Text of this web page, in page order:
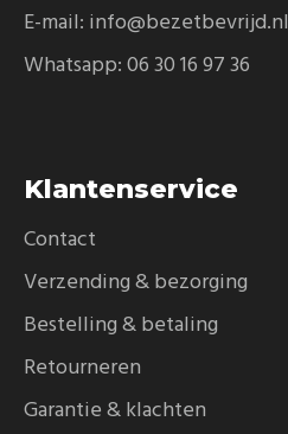
E-mail: info@bezetbevrijd.nl
Whatsapp:06 30 16 97 36
Klantenservice
Contact
Verzending & bezorging
Bestelling & betaling
Retourneren
Garantie & klachten